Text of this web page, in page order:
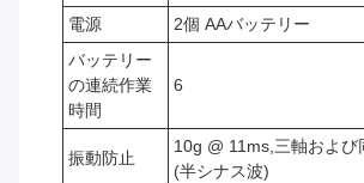
電源
2個 AAバッテリー
バッテリー
の連続作業
時間
6
振動防止
10g @ 11ms,三軸および
(半シナス波)